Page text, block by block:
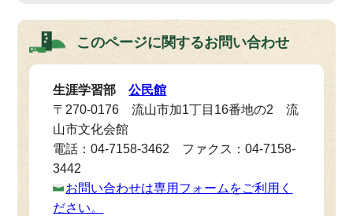
このページに関するお問い合わせ
生涯学習部公民館
〒270-0176 流山市加1丁目16番地の2 流
山市文化会館
電話：04-7158-3462 ファクス：04-7158-
3442
お問い合わせは専用フォームをご利用く
ださい。